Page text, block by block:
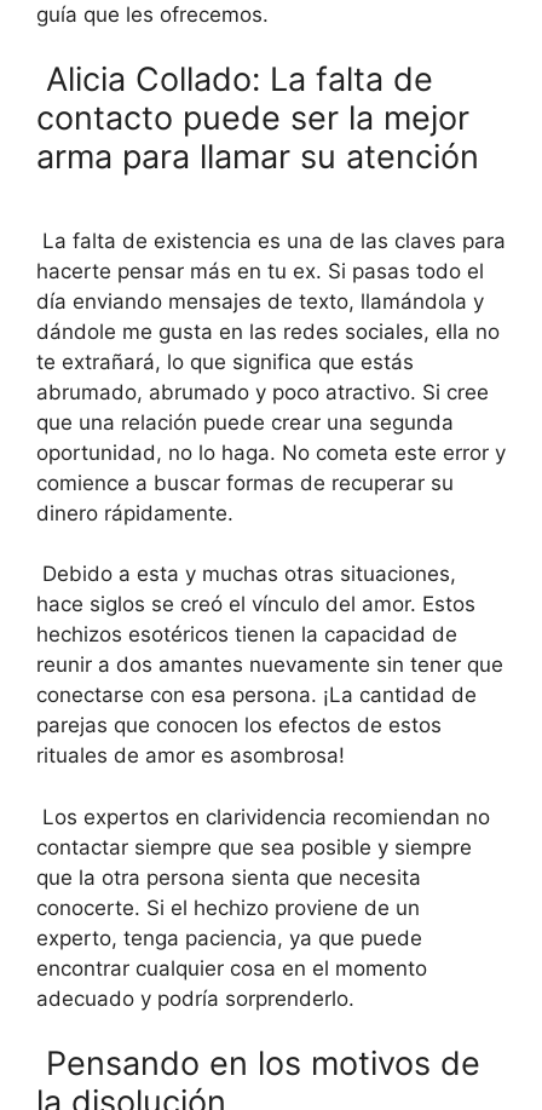
guía que les ofrecemos.
Alicia Collado: La falta de
contacto puede ser la mejor
arma para llamar su atención
La falta de existencia es una de las claves para
hacerte pensar más en tu ex. Si pasas todo el
día enviando mensajes de texto, llamándola y
dándole me gusta en las redes sociales, ella no
te extrañará, lo que significa que estás
abrumado, abrumado y poco atractivo. Si cree
que una relación puede crear una segunda
oportunidad, no lo haga. No cometa este error y
comience a buscar formas de recuperar su
dinero rápidamente.
Debido a esta y muchas otras situaciones,
hace siglos se creó el vínculo del amor. Estos
hechizos esotéricos tienen la capacidad de
reunir a dos amantes nuevamente sin tener que
conectarse con esa persona. ¡La cantidad de
parejas que conocen los efectos de estos
rituales de amor es asombrosa!
Los expertos en clarividencia recomiendan no
contactar siempre que sea posible y siempre
que la otra persona sienta que necesita
conocerte. Si el hechizo proviene de un
experto, tenga paciencia, ya que puede
encontrar cualquier cosa en el momento
adecuado y podría sorprenderlo.
Pensando en los motivos de